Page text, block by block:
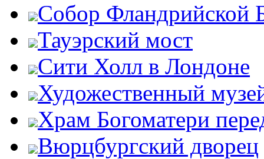
Собор Фландрийской
Тауэрский мост
Сити Холл в Лондоне
Художественный
Храм Богоматери
Вюрцбургский дворец